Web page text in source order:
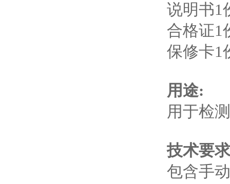
说明书1
合格证1
保修卡1
用途:
用于检
技术要
包含手